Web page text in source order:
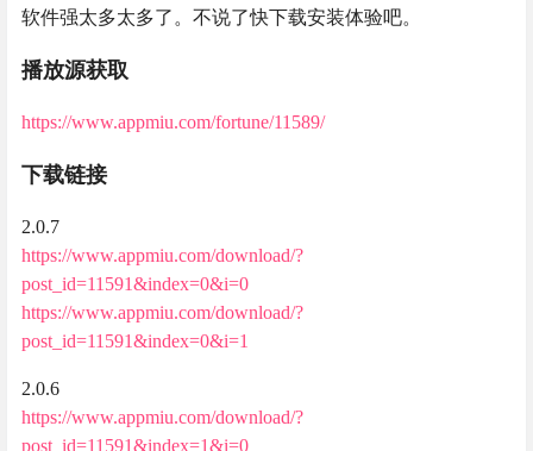
软件强太多太多了。不说了快下载安装体验吧。
播放源获取
https://www.appmiu.com/fortune/11589/
下载链接
2.0.7
https://www.appmiu.com/download/?
post_id=11591&index=0&i=0
https://www.appmiu.com/download/?
post_id=11591&index=0&i=1
2.0.6
https://www.appmiu.com/download/?
post_id=11591&index=1&i=0